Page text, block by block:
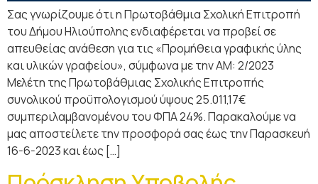
Σας γνωρίζουμε ότι η Πρωτοβάθμια Σχολική Επιτροπή
του Δήμου Ηλιούπολης ενδιαφέρεται να προβεί σε
απευθείας ανάθεση για τις «Προμήθεια γραφικής ύλης
και υλικών γραφείου», σύμφωνα με την ΑΜ: 2/2023
Μελέτη της Πρωτοβάθμιας Σχολικής Επιτροπής
συνολικού προϋπολογισμού ύψους 25.011,17€
συμπεριλαμβανομένου του ΦΠΑ 24%. Παρακαλούμε να
μας αποστείλετε την προσφορά σας έως την Παρασκευή
16-6-2023 και έως […]